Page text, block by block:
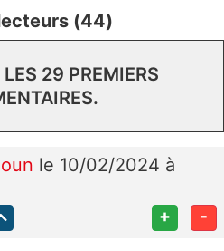
(44)
29 PREMIERS
le 10/02/2024 à
+ -